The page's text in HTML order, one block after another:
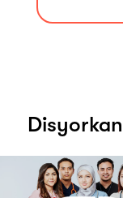
Disyorkan